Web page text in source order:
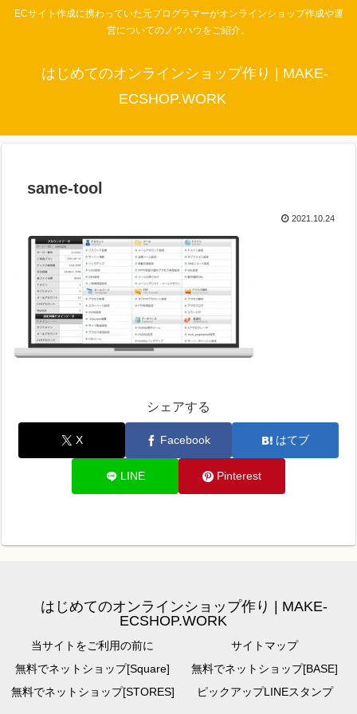
ECサイト作成に携わっていた元プログラマーがオンラインショップ作成や運
営についてのノウハウをご紹介。
はじめてのオンラインショップ作り | MAKE-
ECSHOP.WORK
same-tool
2021.10.24
シェアする
X Facebook はてブ
LINE Pinterest
はじめてのオンラインショップ作り | MAKE-
ECSHOP.WORK
当サイトをご利用の前に
サイトマップ
無料でネットショップ[Square]
無料でネットショップ[BASE]
無料でネットショップ[STORES]
ピックアップLINEスタンプ